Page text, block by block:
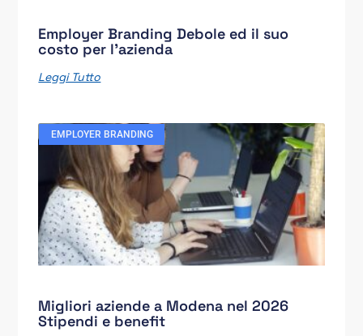
Employer Branding Debole ed il suo
costo per l’azienda
Leggi Tutto
EMPLOYER BRANDING
Migliori aziende a Modena nel 2026
Stipendi e benefit